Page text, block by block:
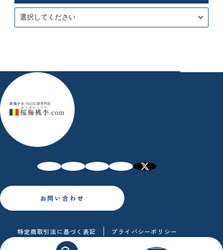
お問い合わせ
特定商取引法に基づく表記 プライバシーポリシー